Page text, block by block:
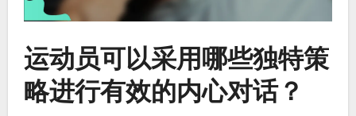
运动员可以采用哪些独特策
略进行有效的内心对话？